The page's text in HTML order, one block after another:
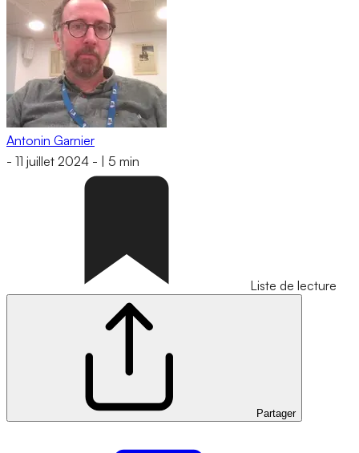
Antonin Garnier
- 11 juillet 2024 - 5 min
Liste de lecture
Partager